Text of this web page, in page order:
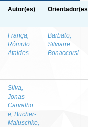
Autor(es)
França,
Rômulo
Ataides
Barbato,
Silviane
Bonaccorsi
Silva,
Jonas
Carvalho
e; Bucher-
Maluschke,
-